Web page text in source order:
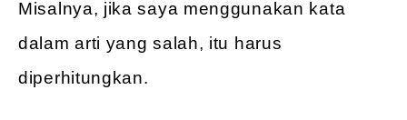
Misalnya, jika saya menggunakan kata
dalam arti yang salah, itu harus
diperhitungkan.